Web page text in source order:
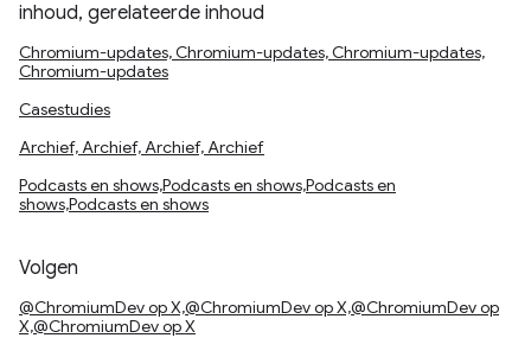
inhoud, gerelateerde inhoud
Chromium-updates, Chromium-updates, Chromium-updates,
Chromium-updates
Casestudies
Archief, Archief, Archief, Archief
Podcasts en shows,Podcasts en shows,Podcasts en
shows,Podcasts en shows
Volgen
@ChromiumDev op X,@ChromiumDev op X,@ChromiumDev op
X,@ChromiumDev op X